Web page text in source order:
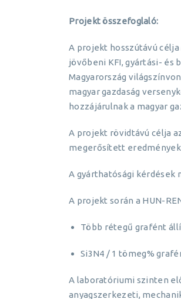
Projekt összefoglaló:
A projekt hosszútávú
jövőbeni KFI, gyártási- és
Magyarország
magyar gazdaság
hozzájárulnak a magyar
A projekt rövidtávú célja
megerősített
A gyárthatósági kérdések
A projekt során a HUN-
Több rétegű grafént
Si3N4 / 1 tömeg%
A laboratóriumi szinten
anyagszerkezeti,